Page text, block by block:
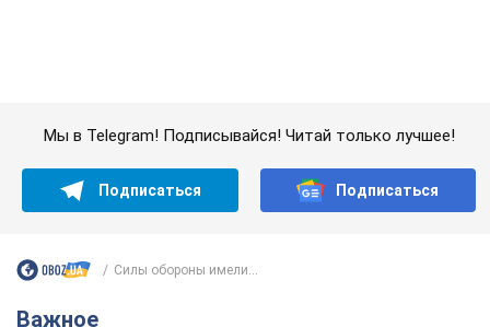
Значительные штрафы и специальные